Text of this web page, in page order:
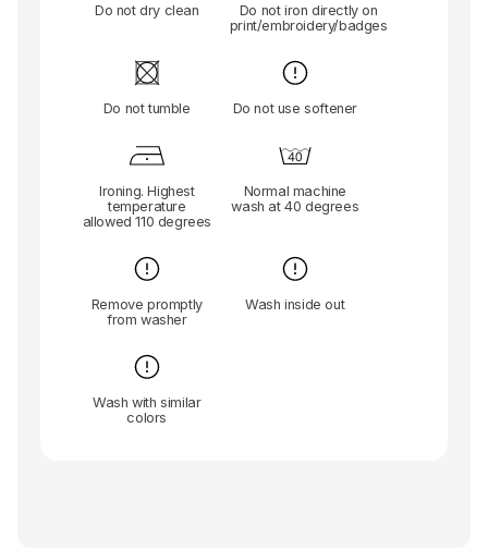
Do not dry clean
Do not iron directly on
print/embroidery/badges
Do not tumble Do not use softener
Ironing. Highest
temperature
allowed 110 degrees
Normal machine
wash at 40 degrees
Remove promptly
from washer
Wash inside out
Wash with similar
colors